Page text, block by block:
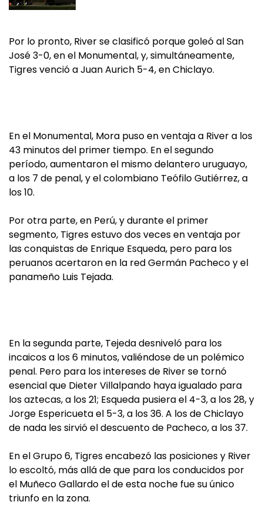
Por lo pronto, River se clasificó porque goleó al San
José 3-0, en el Monumental, y, simultáneamente,
Tigres venció a Juan Aurich 5-4, en Chiclayo.
En el Monumental, Mora puso en ventaja a River a los
43 minutos del primer tiempo. En el segundo
período, aumentaron el mismo delantero uruguayo,
a los 7 de penal, y el colombiano Teófilo Gutiérrez, a
los 10.
Por otra parte, en Perú, y durante el primer
segmento, Tigres estuvo dos veces en ventaja por
las conquistas de Enrique Esqueda, pero para los
peruanos acertaron en la red Germán Pacheco y el
panameño Luis Tejada.
En la segunda parte, Tejeda desniveló para los
incaicos a los 6 minutos, valiéndose de un polémico
penal. Pero para los intereses de River se tornó
esencial que Dieter Villalpando haya igualado para
los aztecas, a los 21; Esqueda pusiera el 4-3, a los 28, y
Jorge Espericueta el 5-3, a los 36. A los de Chiclayo
de nada les sirvió el descuento de Pacheco, a los 37.
En el Grupo 6, Tigres encabezó las posiciones y River
lo escoltó, más allá de que para los conducidos por
el Muñeco Gallardo el de esta noche fue su único
triunfo en la zona.